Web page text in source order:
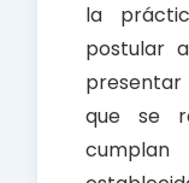
la
postular
que se